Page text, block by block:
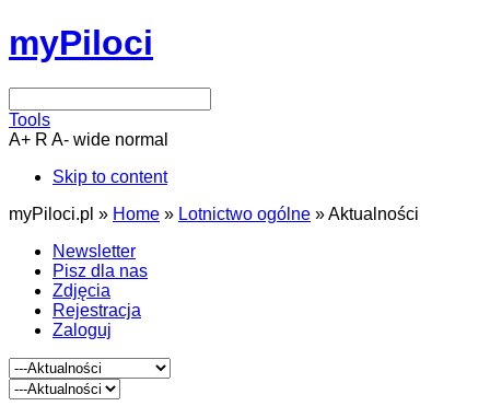
myPiloci
Tools
A+ R A- wide normal
Skip to content
myPiloci.pl » Home » Lotnictwo ogólne »Aktualności
Newsletter
Pisz dla nas
Zdjęcia
Rejestracja
Zaloguj